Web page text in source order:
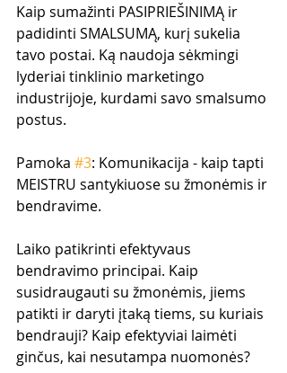
Kaip sumažinti PASIPRIEŠINIMĄ ir
padidinti SMALSUMĄ, kurį sukelia
tavo postai. Ką naudoja sėkmingi
lyderiai tinklinio marketingo
industrijoje, kurdami savo smalsumo
postus.
Pamoka #3: Komunikacija - kaip tapti
MEISTRU santykiuose su žmonėmis ir
bendravime.
Laiko patikrinti efektyvaus
bendravimo principai. Kaip
susidraugauti su žmonėmis, jiems
patikti ir daryti įtaką tiems, su kuriais
bendrauji? Kaip efektyviai laimėti
ginčus, kai nesutampa nuomonės?